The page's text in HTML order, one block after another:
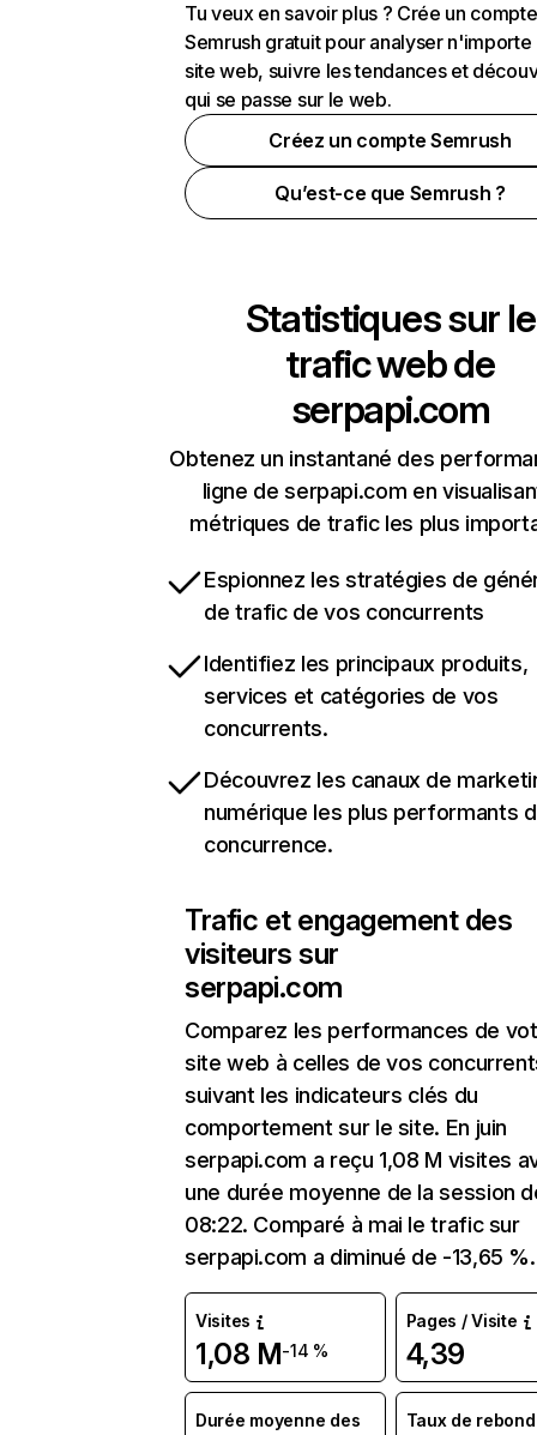
Tu veux en savoir plus ? Crée un compte
Semrush gratuit pour analyser n'importe
site web, suivre les tendances et
qui se passe sur le web.
Créez un compte Semrush
Qu’est-ce que Semrush ?
Statistiques sur le
trafic web de
serpapi.com
Obtenez un instantané des
ligne de serpapi.com en
métriques de trafic les plus
Espionnez les stratégies de
de trafic de vos concurrents
Identifiez les principaux produits,
services et catégories de vos
concurrents.
Découvrez les canaux de
numérique les plus performants
concurrence.
Trafic et engagement des
visiteurs sur
serpapi.com
Comparez les performances de
site web à celles de vos
suivant les indicateurs clés du
comportement sur le site. En juin
serpapi.com a reçu 1,08 M visites
une durée moyenne de la session
08:22. Comparé à mai le trafic sur
serpapi.com a diminué de -13,65 %.
Visites
1,08 M-14 %
Pages / Visite
4,39
Durée moyenne des Taux de rebond